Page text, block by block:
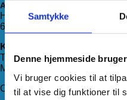
Samtykke
Denne hjemmeside
Vi bruger cookies til at
til at vise dig funktioner til
Adresse
Haderslevvej 78, st.
6200 Aabenraa
Kontakt os
Telefon:71 99 75 88
Mail:
CVR: 33994680